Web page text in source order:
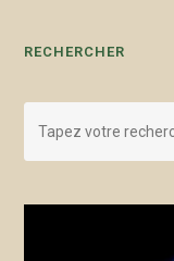
RECHERCHER